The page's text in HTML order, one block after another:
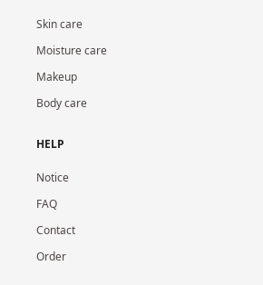
Skin care
Moisture care
Makeup
Body care
HELP
Notice
FAQ
Contact
Order